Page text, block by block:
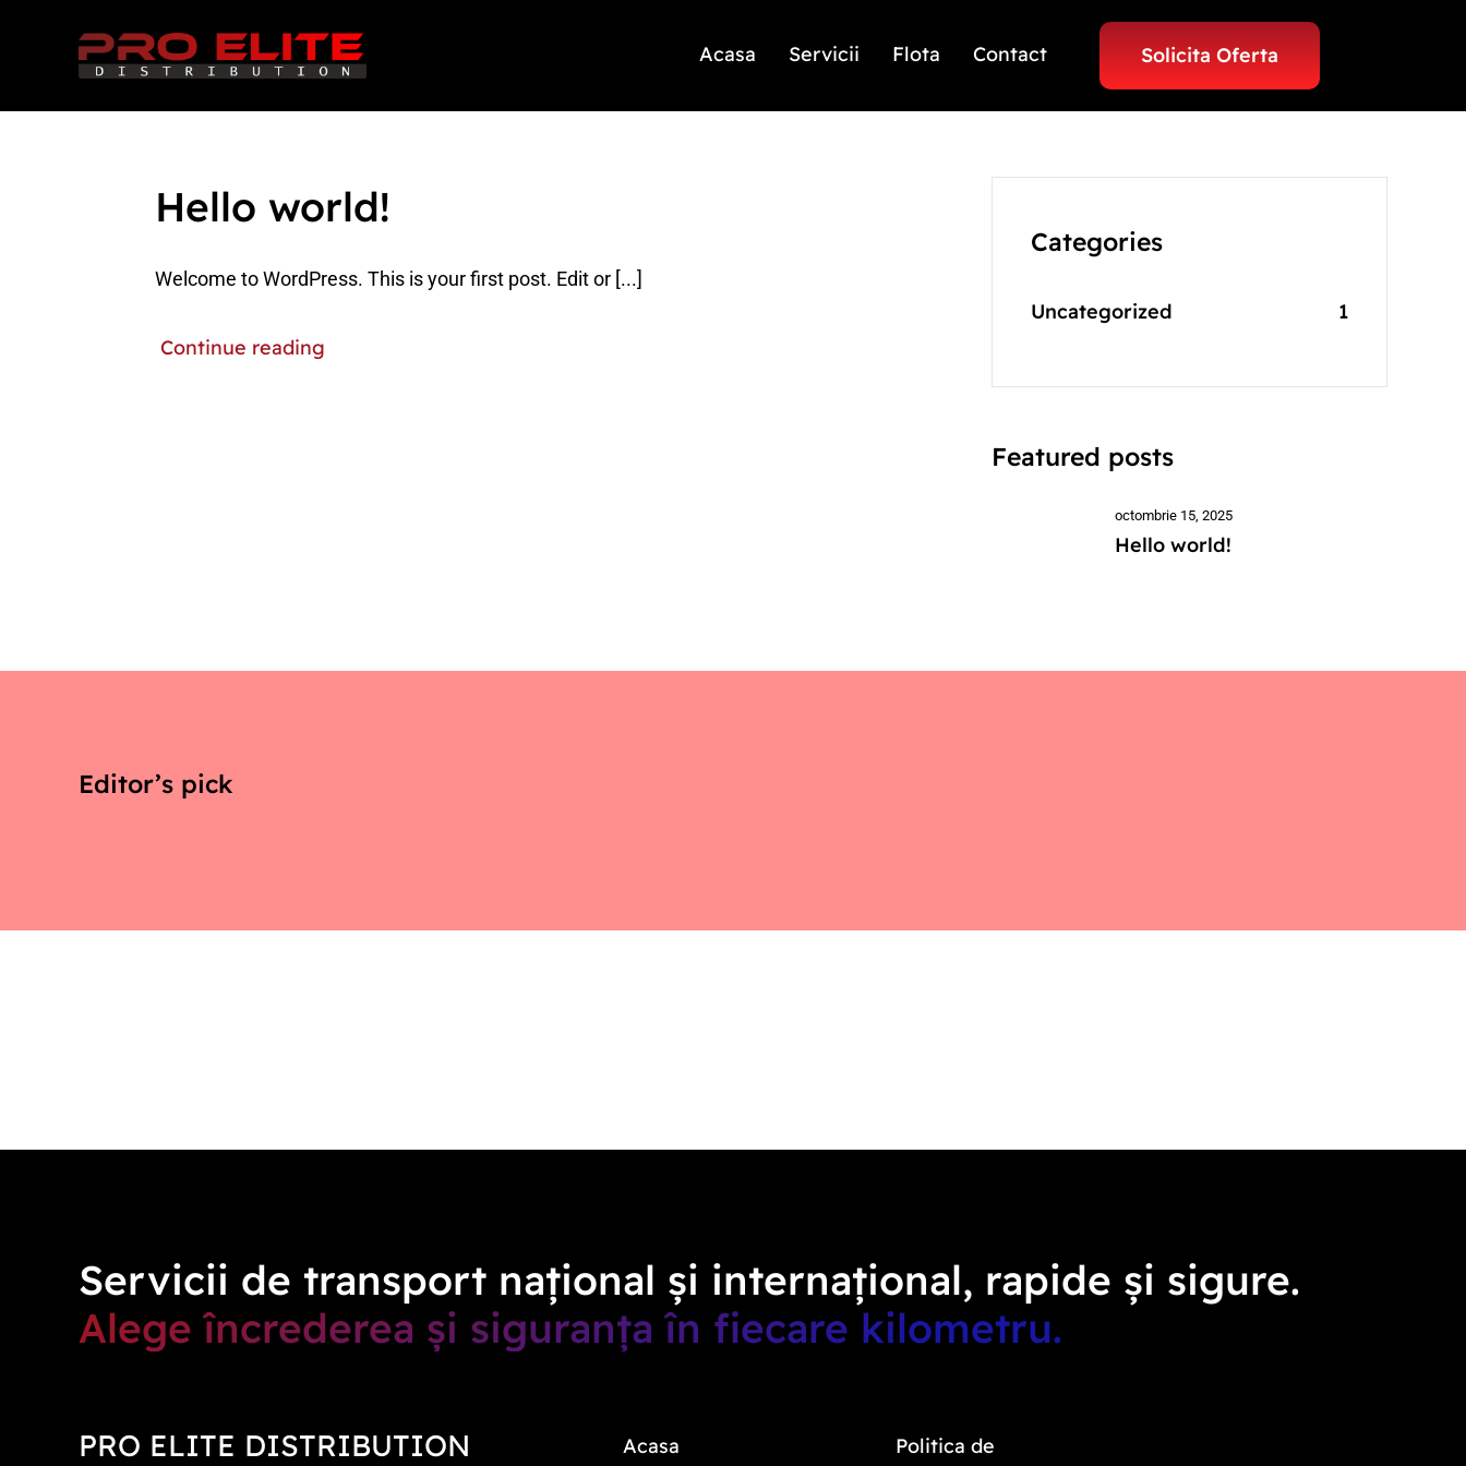
Acasa Servicii Flota Contact Solicita Oferta
Hello world!
Welcome to WordPress. This is your first post. Edit or [...]
Continue reading
Categories
Uncategorized 1
Featured posts
octombrie 15, 2025
Hello world!
Editor’s pick
Servicii de transport național și internațional, rapide și sigure.
Alege încrederea și siguranța în fiecare kilometru.
PRO ELITE DISTRIBUTION Acasa
Politica de